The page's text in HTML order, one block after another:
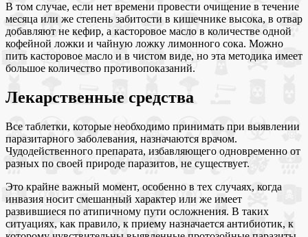
В том случае, если нет времени провести очищение в течение
месяца или же степень забитости в кишечнике высока, в отвар
добавляют не кефир, а касторовое масло в количестве одной
кофейной ложки и чайную ложку лимонного сока. Можно
пить касторовое масло и в чистом виде, но эта методика имеет
большое количество противопоказаний.
Лекарственные средства
Все таблетки, которые необходимо принимать при выявлении
паразитарного заболевания, назначаются врачом.
Чудодейственного препарата, избавляющего одновременно от
разных по своей природе паразитов, не существует.
Это крайне важный момент, особенно в тех случаях, когда
инвазия носит смешанный характер или же имеет
развившиеся по атипичному пути осложнения. В таких
ситуациях, как правило, к приему назначается антибиотик, к